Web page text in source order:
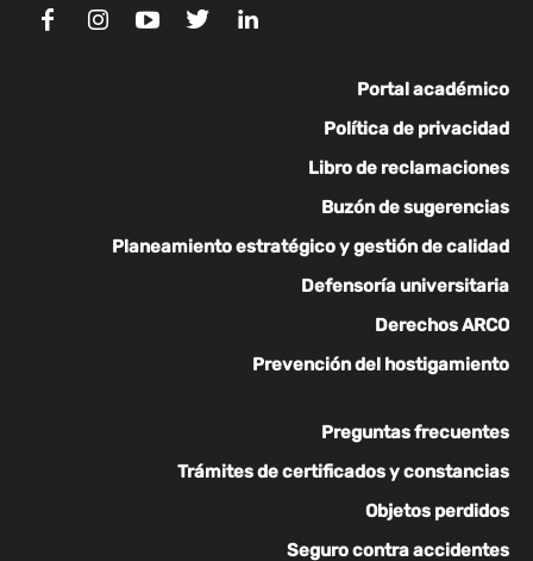
Portal académico
Política de privacidad
Libro de reclamaciones
Buzón de sugerencias
Planeamiento estratégico y gestión de calidad
Defensoría universitaria
Derechos ARCO
Prevención del hostigamiento
Preguntas frecuentes
Trámites de certificados y constancias
Objetos perdidos
Seguro contra accidentes